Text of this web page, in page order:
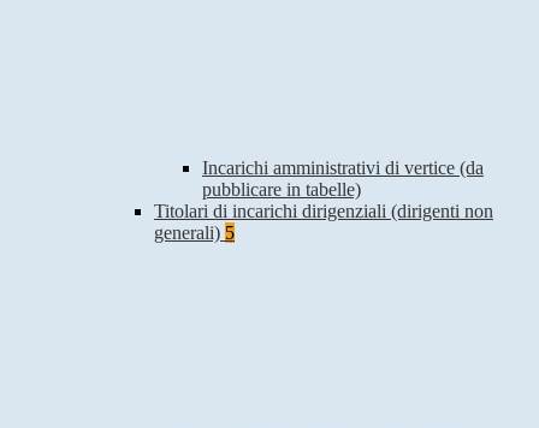
Incarichi amministrativi di vertice (da
pubblicare in tabelle)
Titolari di incarichi dirigenziali (dirigenti non
generali) 5